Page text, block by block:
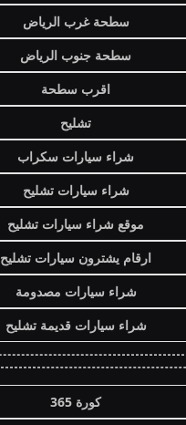
سطحة غرب الرياض
سطحة جنوب الرياض
اقرب سطحة
تشليح
شراء سيارات سكراب
شراء سيارات تشليح
موقع شراء سيارات تشليح
ارقام يشترون سيارات تشليح
شراء سيارات مصدومة
شراء سيارات قديمة تشليح
كورة 365